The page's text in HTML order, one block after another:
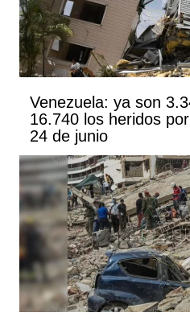
Venezuela: ya son
16.740 los heridos
24 de junio